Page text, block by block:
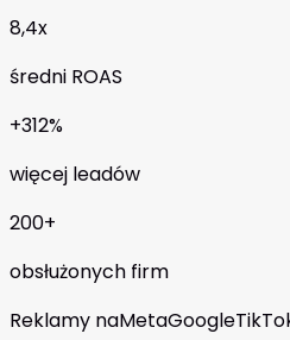
8,4x
średni ROAS
+312%
więcej leadów
200+
obsłużonych firm
Reklamy naMetaGoogle